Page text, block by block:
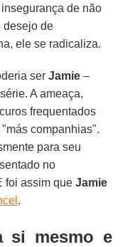
de não
desejo de
ele se radicaliza.
serJamie –
A ameaça,
frequentados
companhias".
para seu
no
foi assim queJamie
.
si mesmo e